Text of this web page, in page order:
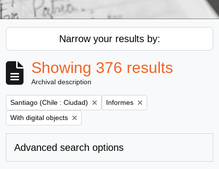
Narrow your results by:
Showing 376 results
Archival description
Remove filter:
Santiago (Chile : Ciudad) Remove filter:
Informes
Remove filter:
With digital objects
Advanced search options